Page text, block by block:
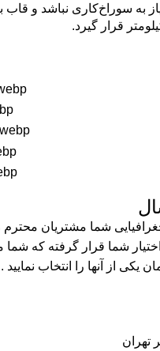
به سوراخ‌کاری نباشد و
قرار گیرد.
شما مشتریان
شما قرار گرفته که شما
یکی از آنها را انتخاب نمایید .
تهران